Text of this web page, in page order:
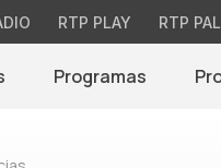
RTP PLAY RTP
Programas